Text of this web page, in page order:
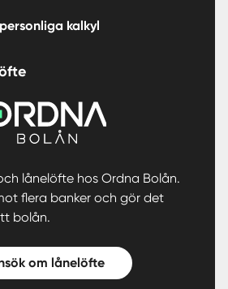
kalkyl
lånelöfte hos Ordna Bolån.
flera banker och gör det
bolån.
om lånelöfte